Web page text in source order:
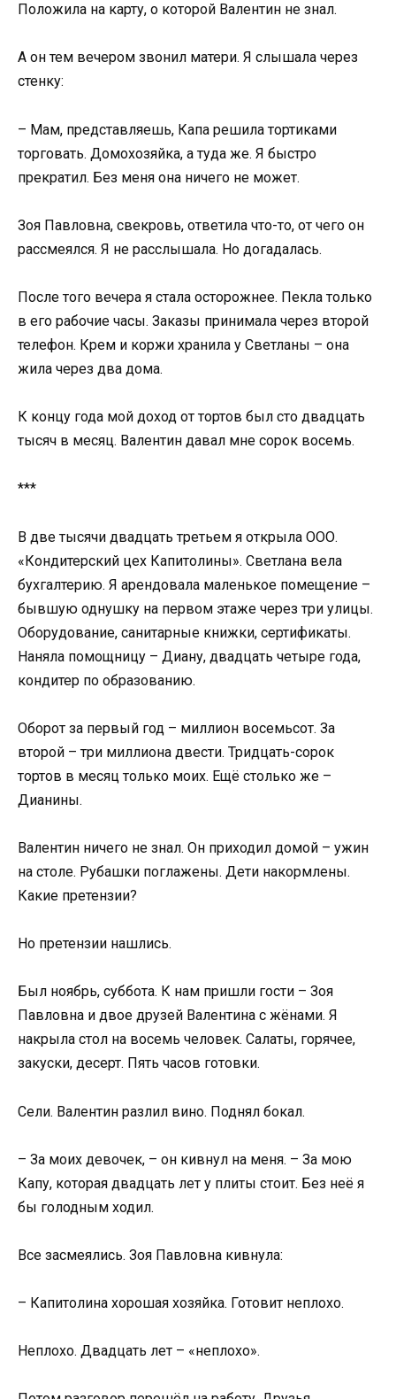
Положила на карту, о которой Валентин не знал.
А он тем вечером звонил матери. Я слышала через
стенку:
– Мам, представляешь, Капа решила тортиками
торговать. Домохозяйка, а туда же. Я быстро
прекратил. Без меня она ничего не может.
Зоя Павловна, свекровь, ответила что-то, от чего он
рассмеялся. Я не расслышала. Но догадалась.
После того вечера я стала осторожнее. Пекла только
в его рабочие часы. Заказы принимала через второй
телефон. Крем и коржи хранила у Светланы – она
жила через два дома.
К концу года мой доход от тортов был сто двадцать
тысяч в месяц. Валентин давал мне сорок восемь.
***
В две тысячи двадцать третьем я открыла ООО.
«Кондитерский цех Капитолины». Светлана вела
бухгалтерию. Я арендовала маленькое помещение –
бывшую однушку на первом этаже через три улицы.
Оборудование, санитарные книжки, сертификаты.
Наняла помощницу – Диану, двадцать четыре года,
кондитер по образованию.
Оборот за первый год – миллион восемьсот. За
второй – три миллиона двести. Тридцать-сорок
тортов в месяц только моих. Ещё столько же –
Дианины.
Валентин ничего не знал. Он приходил домой – ужин
на столе. Рубашки поглажены. Дети накормлены.
Какие претензии?
Но претензии нашлись.
Был ноябрь, суббота. К нам пришли гости – Зоя
Павловна и двое друзей Валентина с жёнами. Я
накрыла стол на восемь человек. Салаты, горячее,
закуски, десерт. Пять часов готовки.
Сели. Валентин разлил вино. Поднял бокал.
– За моих девочек, – он кивнул на меня. – За мою
Капу, которая двадцать лет у плиты стоит. Без неё я
бы голодным ходил.
Все засмеялись. Зоя Павловна кивнула:
– Капитолина хорошая хозяйка. Готовит неплохо.
Неплохо. Двадцать лет – «неплохо».